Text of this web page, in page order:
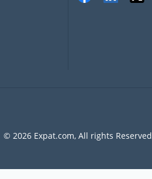
© 2026 Expat.com, All rights Reserved